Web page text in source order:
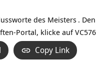
des Meisters . Den
Portal, klicke aufVC576
Copy Link